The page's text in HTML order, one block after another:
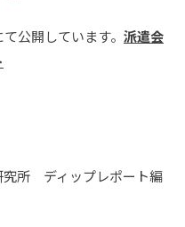
公開しています。 派遣会
究所 ディップレポート編